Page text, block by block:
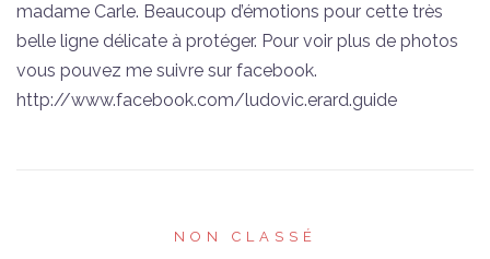
madame Carle. Beaucoup d’émotions pour cette très
belle ligne délicate à protéger. Pour voir plus de photos
vous pouvez me suivre sur facebook.
http://www.facebook.com/ludovic.erard.guide
NON CLASSÉ